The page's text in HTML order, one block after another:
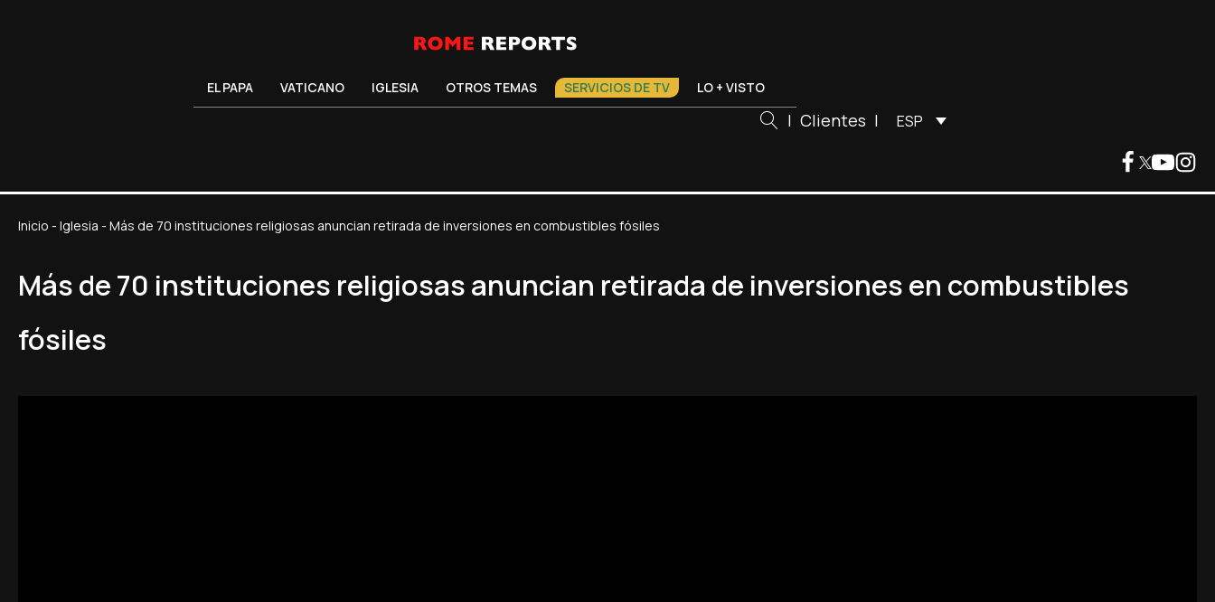
EL PAPA VATICANO IGLESIA OTROS TEMAS SERVICIOS DE TV LO + VISTO
| Clientes | ESP
Inicio - Iglesia - Más de 70 instituciones religiosas anuncian retirada de inversiones en combustibles fósiles
Más de 70 instituciones religiosas anuncian retirada de inversiones en combustibles
fósiles